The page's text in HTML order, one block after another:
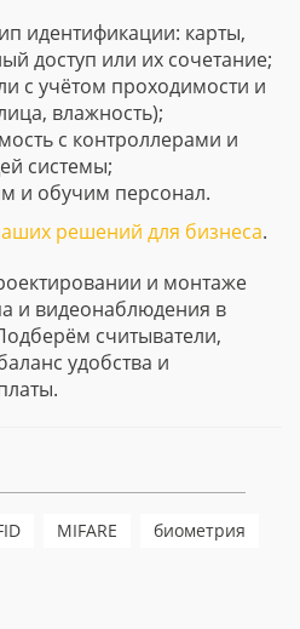
идентификации: карты,
доступ или их сочетание;
с учётом проходимости и
влажность);
с контроллерами и
системы;
и обучим персонал.
решений для бизнеса.
и монтаже
и видеонаблюдения в
считыватели,
удобства и
MIFARE
биометрия